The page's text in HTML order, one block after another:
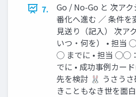
7.
Go / No-Go と 次ア
番化へ進む ／ 条件を
見送り（記入） 次ア
いつ・何を） • 担
◯ までに • 担当
でに • 成功事例カー
先を検討 🐰 うさうさ
きこともなき世を面白